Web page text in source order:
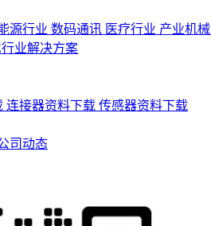
源行业 数码通讯 医疗行业 产业机械
行业解决方案
连接器资料下载 传感器资料下载
司动态